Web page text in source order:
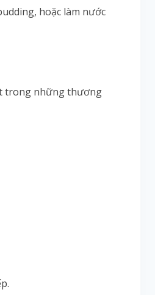
hoặc làm nước
trong những thương